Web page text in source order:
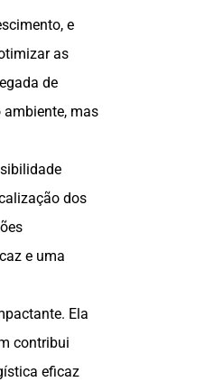
e
as
de
mas
dos
e uma
Ela
contribui
eficaz